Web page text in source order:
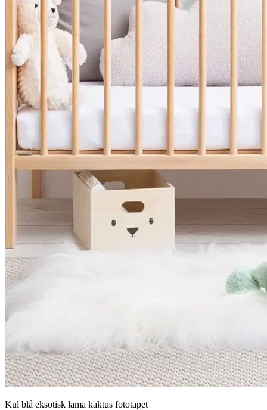
Kul blå eksotisk lama kaktus fototapet